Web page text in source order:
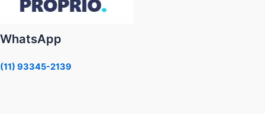
WhatsApp
(11) 93345-2139